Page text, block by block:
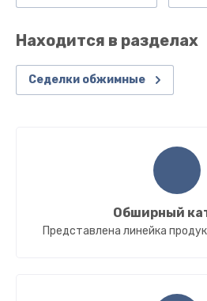
Находится в разделах
Седелки обжимные
Обширный
Представлена линейка